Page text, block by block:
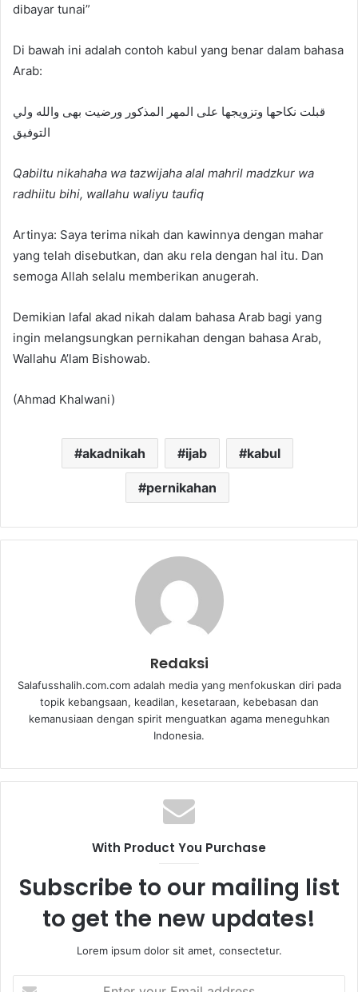
dibayar tunai”
Di bawah ini adalah contoh kabul yang benar dalam bahasa
Arab:
قبلت نكاحها وتزويجها على المهر المذكور ورضيت بهى والله ولي
التوفيق
Qabiltu nikahaha wa tazwijaha alal mahril madzkur wa
radhiitu bihi, wallahu waliyu taufiq
Artinya: Saya terima nikah dan kawinnya dengan mahar
yang telah disebutkan, dan aku rela dengan hal itu. Dan
semoga Allah selalu memberikan anugerah.
Demikian lafal akad nikah dalam bahasa Arab bagi yang
ingin melangsungkan pernikahan dengan bahasa Arab,
Wallahu A’lam Bishowab.
(Ahmad Khalwani)
akadnikah ijab kabul
pernikahan
Redaksi
Salafusshalih.com.com adalah media yang menfokuskan diri pada
topik kebangsaan, keadilan, kesetaraan, kebebasan dan
kemanusiaan dengan spirit menguatkan agama meneguhkan
Indonesia.
With Product You Purchase
Subscribe to our mailing list
to get the new updates!
Lorem ipsum dolor sit amet, consectetur.